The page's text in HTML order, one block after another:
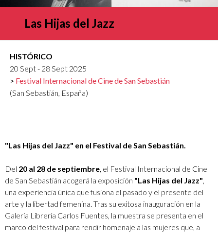
Las Hijas del Jazz
HISTÓRICO
20 Sept - 28 Sept 2025
Festival Internacional de Cine de San Sebastián
(San Sebastián, España)
"Las Hijas del Jazz" en el Festival de San Sebastián.
Del 20 al 28 de septiembre , el Festival Internacional de Cine
de San Sebastián acogerá la exposición "Las Hijas del Jazz"
una experiencia única que fusiona el pasado y el presente del
arte y la libertad femenina. Tras su exitosa inauguración en la
Galería Librería Carlos Fuentes, la muestra se presenta en el
marco del festival para rendir homenaje a las mujeres que, a